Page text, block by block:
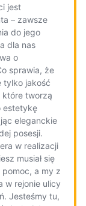
jest
– zawsze
do jego
dla nas
o
sprawia, że
tylko jakość
które tworzą
estetykę
eleganckie
posesji.
w realizacji
musiał się
a my z
w rejonie ulicy
Jesteśmy tu,